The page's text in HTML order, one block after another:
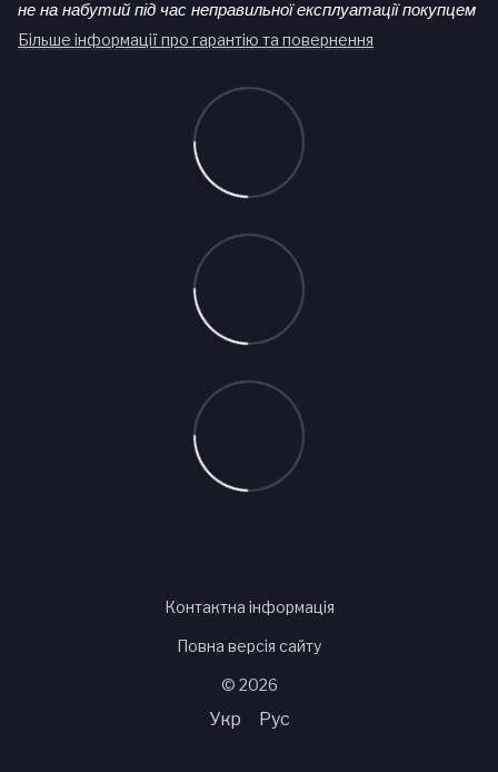
не на набутий під час неправильної експлуатації покупцем
Більше інформації про гарантію та повернення
Контактна інформація
Повна версія сайту
© 2026
Укр Рус